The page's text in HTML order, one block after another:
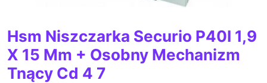
Hsm Niszczarka Securio P40I 1,9
X 15 Mm + Osobny Mechanizm
Tnący Cd 4 7